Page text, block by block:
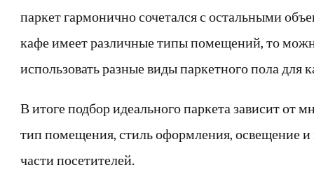
паркет гармонично сочетался с остальными
кафе имеет различные типы помещений, то
использовать разные виды паркетного пола для
В итоге подбор идеального паркета зависит от
тип помещения, стиль оформления, освещение
части посетителей.